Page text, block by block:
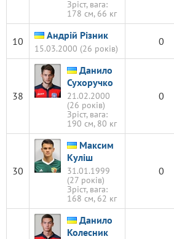
Зріст, вага:
178 см, 66 кг
10 Андрій Різник
15.03.2000 (26 років)
0
38
Данило
Сухоручко
21.02.2000
(26 років)
Зріст, вага:
190 см, 80 кг
0
30
Максим
Куліш
31.01.1999
(27 років)
Зріст, вага:
168 см, 62 кг
0
Данило
Колесник